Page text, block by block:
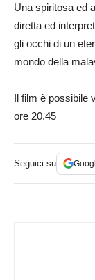
Una spiritosa ed
diretta ed
gli occhi di un
mondo della
Il film è possibile
ore 20.45
Seguici su